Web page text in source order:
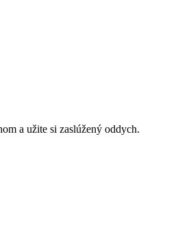
a užite si zaslúžený oddych.